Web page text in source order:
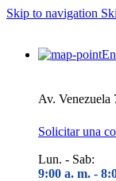
Skip to navigation
Av.
Solicitar una
Lun. - Sab:
9:00 a. m. - 8